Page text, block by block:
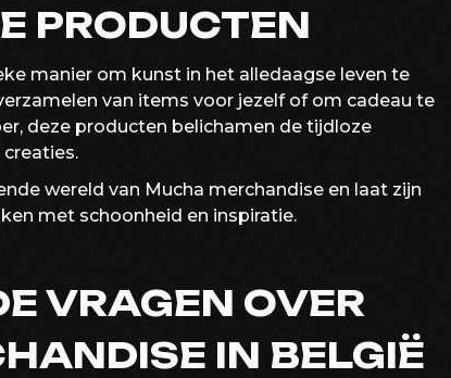
PRODUCTEN
manier om kunst in het alledaagse leven te
van items voor jezelf of om cadeau te
deze producten belichamen de tijdloze
creaties.
wereld van Mucha merchandise en laat zijn
met schoonheid en inspiratie.
VRAGEN OVER
IN BELGIË